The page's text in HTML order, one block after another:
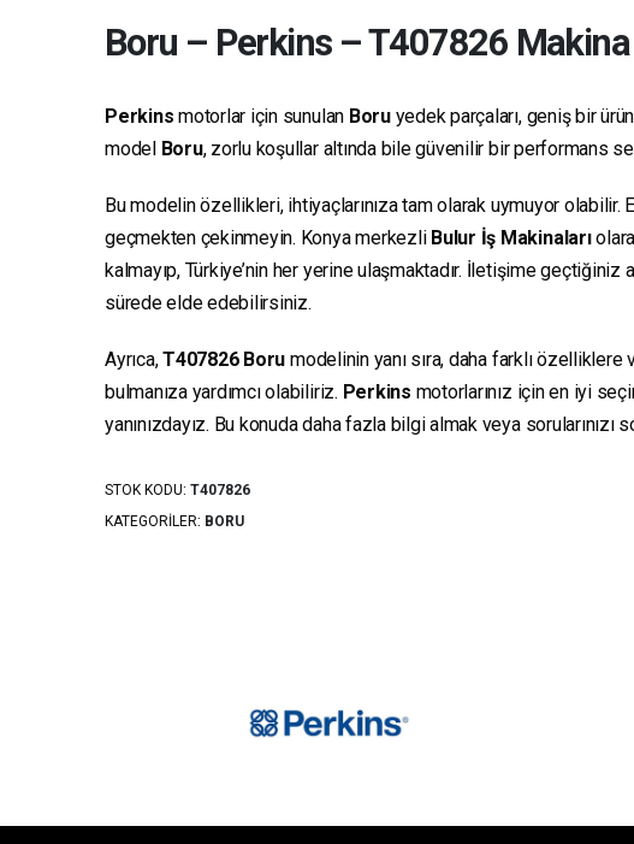
Boru – Perkins–T407826
Perkins motorlar için sunulan Boruyedek parçaları, geniş bir
model Boru, zorlu koşullar altında bile güvenilir bir performans
Bu modelin özellikleri, ihtiyaçlarınıza tam olarak uymuyor
geçmekten çekinmeyin. Konya merkezli Bulur İş Makinaları
kalmayıp, Türkiye’nin her yerine ulaşmaktadır. İletişime
sürede elde edebilirsiniz.
Ayrıca,T407826 Boru modelinin yanı sıra, daha farklı
bulmanıza yardımcı olabiliriz. Perkins motorlarınız için en iyi
yanınızdayız. Bu konuda daha fazla bilgi almak veya
STOK KODU: T407826
KATEGORILER: BORU